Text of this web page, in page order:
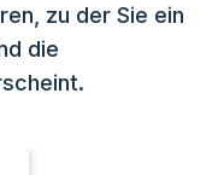
zu der Sie ein
die